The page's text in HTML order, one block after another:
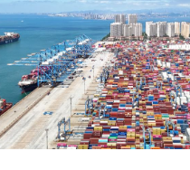
中央文件 金融
人居 信息化
城市 旅游
彩票 娱乐